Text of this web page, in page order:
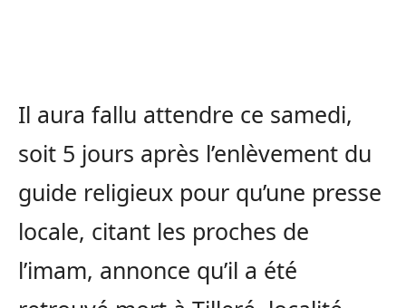
Il aura fallu attendre ce samedi,
soit 5 jours après l’enlèvement du
guide religieux pour qu’une presse
locale, citant les proches de
l’imam, annonce qu’il a été